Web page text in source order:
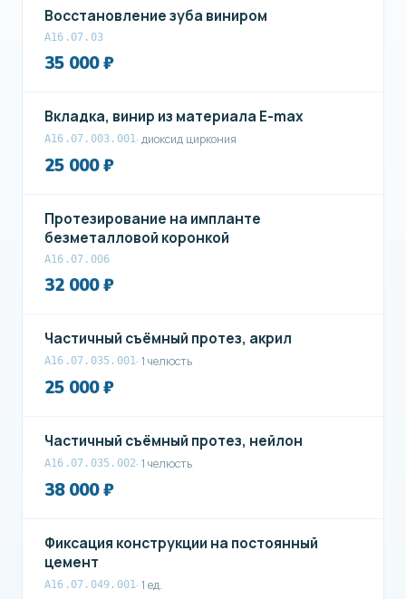
Восстановление зуба виниром
А16.07.03
35 000 ₽
Вкладка, винир из материала E-max
A16.07.003.001· диоксид циркония
25 000 ₽
Протезирование на импланте
безметалловой коронкой
А16.07.006
32 000 ₽
Частичный съёмный протез, акрил
A16.07.035.001· 1 челюсть
25 000 ₽
Частичный съёмный протез, нейлон
А16.07.035.002· 1 челюсть
38 000 ₽
Фиксация конструкции на постоянный
цемент
A16.07.049.001· 1 ед.